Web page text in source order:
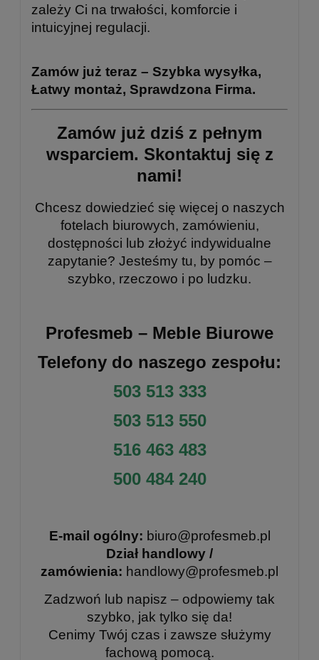
zależy Ci na trwałości, komforcie i
intuicyjnej regulacji.
Zamów już teraz – Szybka wysyłka,
Łatwy montaż, Sprawdzona Firma.
Zamów już dziś z pełnym
wsparciem. Skontaktuj się z
nami!
Chcesz dowiedzieć się więcej o naszych
fotelach biurowych, zamówieniu,
dostępności lub złożyć indywidualne
zapytanie? Jesteśmy tu, by pomóc –
szybko, rzeczowo i po ludzku.
Profesmeb – Meble Biurowe
Telefony do naszego zespołu:
503 513 333
503 513 550
516 463 483
500 484 240
E-mail ogólny: biuro@profesmeb.pl
Dział handlowy /
zamówienia: handlowy@profesmeb.pl
Zadzwoń lub napisz – odpowiemy tak
szybko, jak tylko się da!
Cenimy Twój czas i zawsze służymy
fachową pomocą.